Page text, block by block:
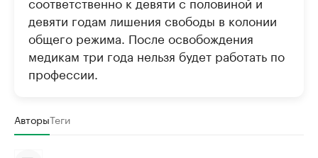
девяти годам лишения свободы в колонии
общего режима. После освобождения
медикам три года нельзя будет работать по
профессии.
АвторыТеги